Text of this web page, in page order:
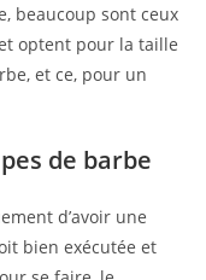
beaucoup sont ceux
optent pour la taille
et ce, pour un
de barbe
d’avoir une
bien exécutée et